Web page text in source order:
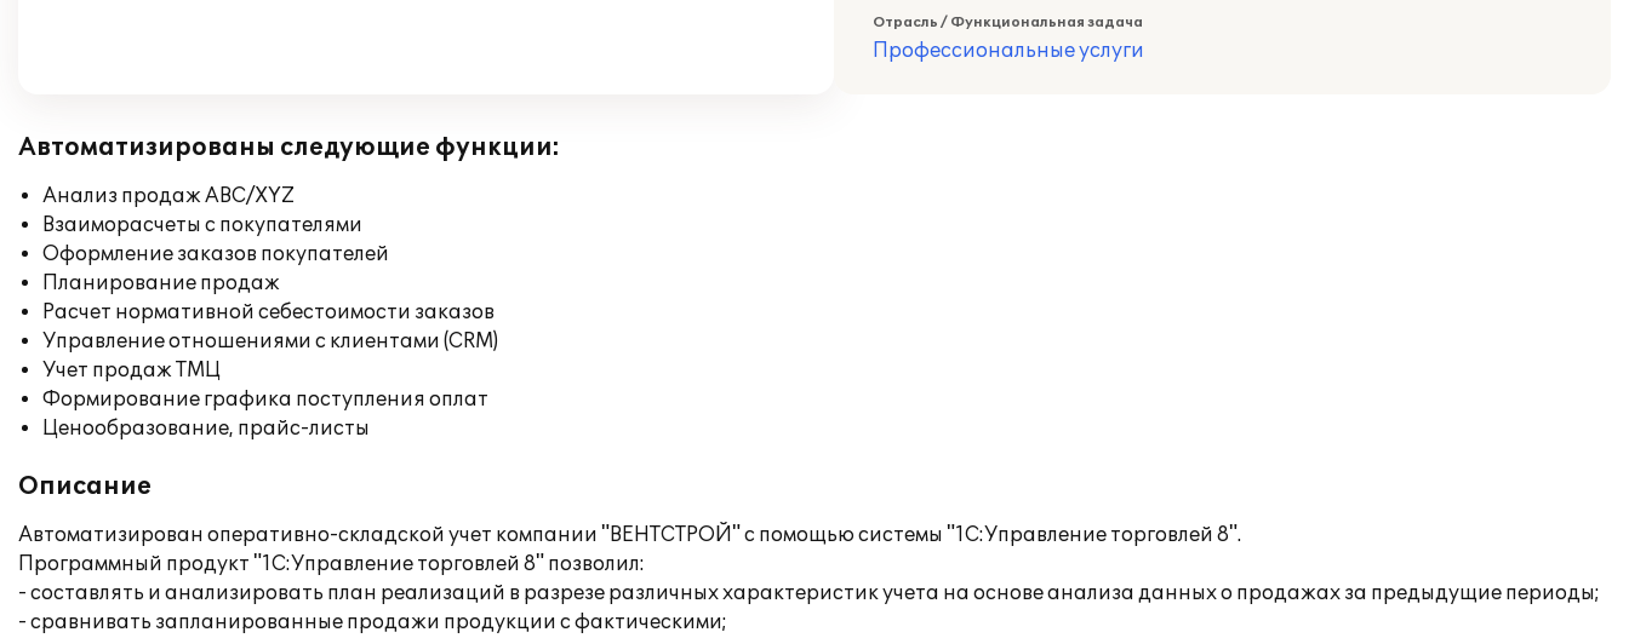
Отрасль / Функциональная задача
Профессиональные услуги
Автоматизированы следующие функции:
Анализ продаж ABC/XYZ
Взаиморасчеты с покупателями
Оформление заказов покупателей
Планирование продаж
Расчет нормативной себестоимости заказов
Управление отношениями с клиентами (CRM)
Учет продаж ТМЦ
Формирование графика поступления оплат
Ценообразование, прайс-листы
Описание
Автоматизирован оперативно-складской учет компании "ВЕНТСТРОЙ" с помощью системы "1С:Управление торговлей 8".
Программный продукт "1С:Управление торговлей 8" позволил:
- составлять и анализировать план реализаций в разрезе различных характеристик учета на основе анализа данных о продажах за предыдущие периоды;
- сравнивать запланированные продажи продукции с фактическими;